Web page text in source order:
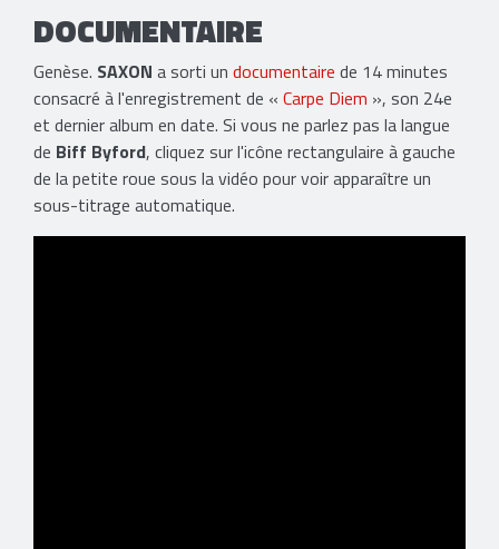
DOCUMENTAIRE
Genèse. SAXON a sorti un documentaire de 14 minutes
consacré à l'enregistrement de « Carpe Diem », son 24e
et dernier album en date. Si vous ne parlez pas la langue
de Biff Byford, cliquez sur l'icône rectangulaire à gauche
de la petite roue sous la vidéo pour voir apparaître un
sous-titrage automatique.